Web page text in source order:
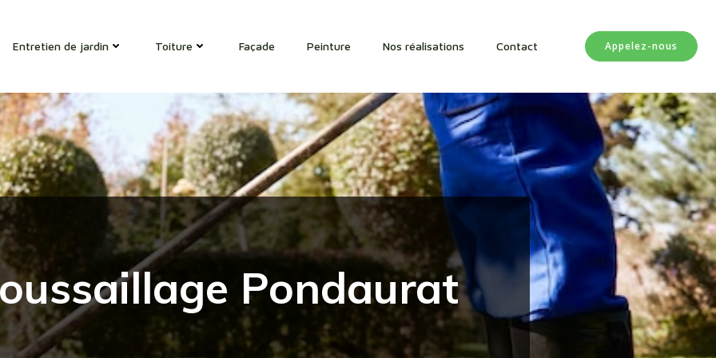
Entretien de jardin Toiture Façade Peinture Nos réalisations Contact Appelez-nous
Pondaurat